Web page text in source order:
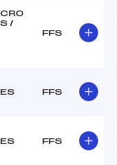
/
FFS
FFS
FFS